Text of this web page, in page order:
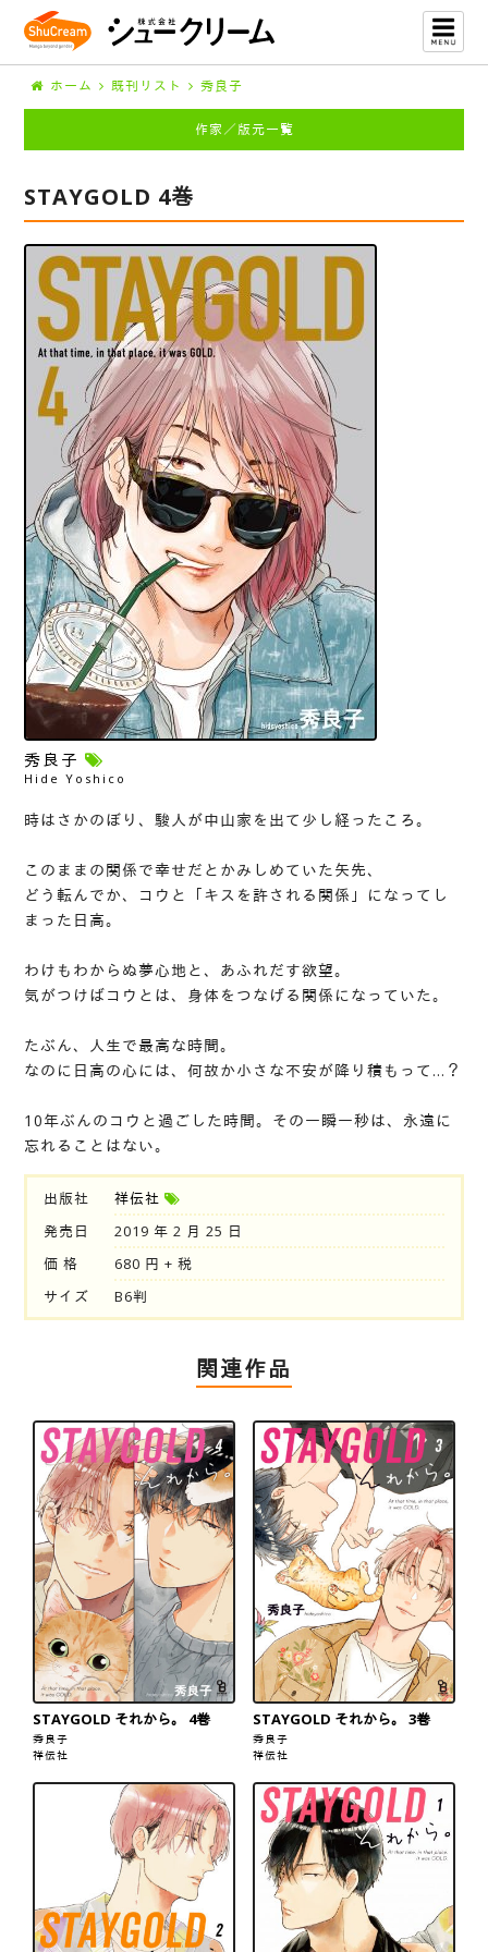
ホーム 既刊リスト 秀良子
作家／版元一覧
STAYGOLD 4巻
秀良子
Hide Yoshico
時はさかのぼり、駿人が中山家を出て少し経ったころ。
このままの関係で幸せだとかみしめていた矢先、
どう転んでか、コウと「キスを許される関係」になってし
まった日高。
わけもわからぬ夢心地と、あふれだす欲望。
気がつけばコウとは、身体をつなげる関係になっていた。
たぶん、人生で最高な時間。
なのに日高の心には、何故か小さな不安が降り積もって…？
10年ぶんのコウと過ごした時間。その一瞬一秒は、永遠に
忘れることはない。
出版社
祥伝社
発売日
2019 年 2 月 25 日
価 格
680 円 + 税
サイズ
B6判
関連作品
STAYGOLD それから。 4巻
秀良子
祥伝社
STAYGOLD それから。 3巻
秀良子
祥伝社